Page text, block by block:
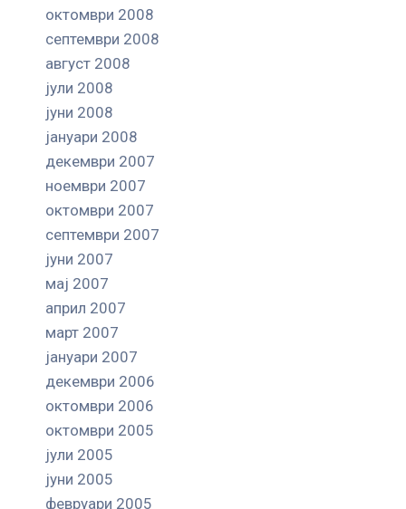
октомври 2008
септември 2008
август 2008
јули 2008
јуни 2008
јануари 2008
декември 2007
ноември 2007
октомври 2007
септември 2007
јуни 2007
мај 2007
април 2007
март 2007
јануари 2007
декември 2006
октомври 2006
октомври 2005
јули 2005
јуни 2005
февруари 2005